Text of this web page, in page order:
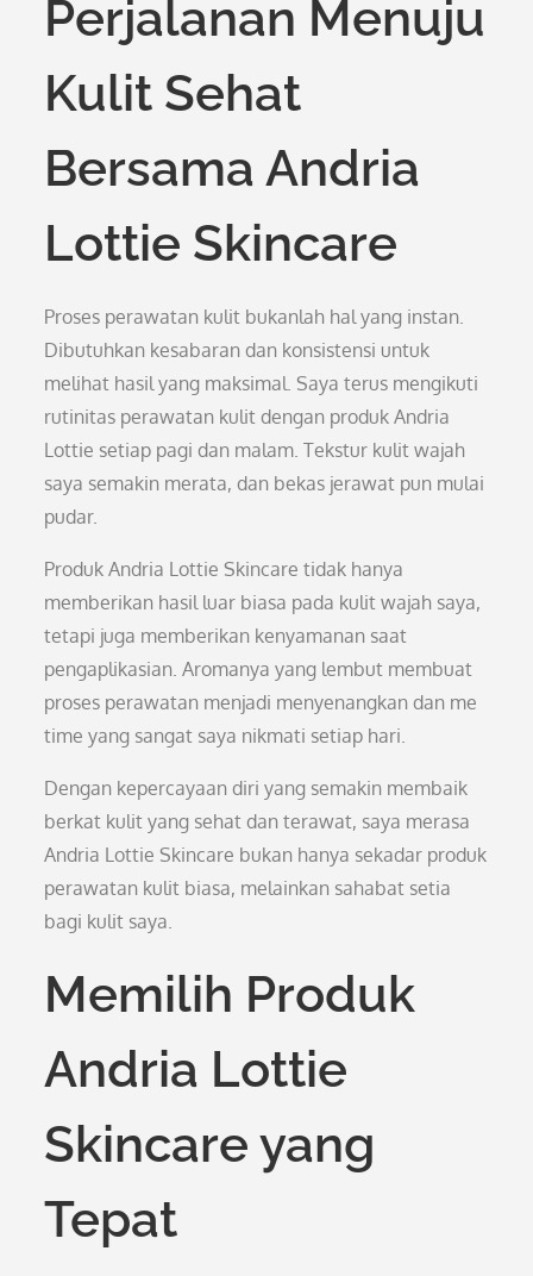
Perjalanan Menuju
Kulit Sehat
Bersama Andria
Lottie Skincare
Proses perawatan kulit bukanlah hal yang instan.
Dibutuhkan kesabaran dan konsistensi untuk
melihat hasil yang maksimal. Saya terus mengikuti
rutinitas perawatan kulit dengan produk Andria
Lottie setiap pagi dan malam. Tekstur kulit wajah
saya semakin merata, dan bekas jerawat pun mulai
pudar.
Produk Andria Lottie Skincare tidak hanya
memberikan hasil luar biasa pada kulit wajah saya,
tetapi juga memberikan kenyamanan saat
pengaplikasian. Aromanya yang lembut membuat
proses perawatan menjadi menyenangkan dan me
time yang sangat saya nikmati setiap hari.
Dengan kepercayaan diri yang semakin membaik
berkat kulit yang sehat dan terawat, saya merasa
Andria Lottie Skincare bukan hanya sekadar produk
perawatan kulit biasa, melainkan sahabat setia
bagi kulit saya.
Memilih Produk
Andria Lottie
Skincare yang
Tepat